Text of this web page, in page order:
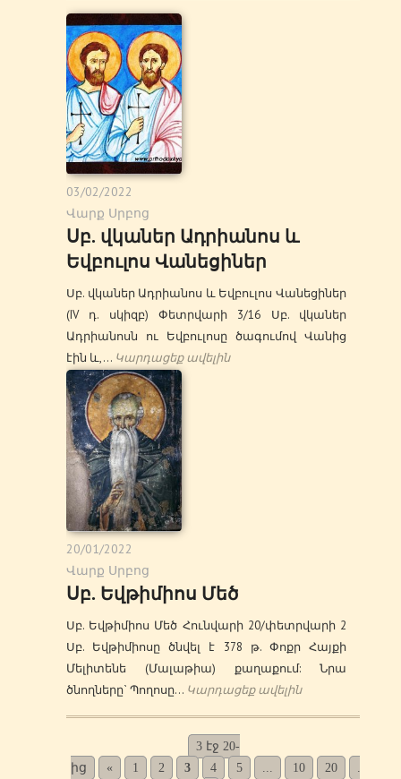
03/02/2022
Վարք Սրբոց
Սբ. վկաներ Ադրիանոս և
Եվբուլոս Վանեցիներ
Սբ. վկաներ Ադրիանոս և Եվբուլոս Վանեցիներ
(IV դ. սկիզբ) Փետրվարի 3/16 Սբ. վկաներ
Ադրիանոսն ու Եվբուլոսը ծագումով Վանից
էին և,… Կարդացեք ավելին
20/01/2022
Վարք Սրբոց
Սբ. Եվթիմիոս Մեծ
Սբ. Եվթիմիոս Մեծ Հունվարի 20/փետրվարի 2
Սբ. Եվթիմիոսը ծնվել է 378 թ. Փոքր Հայքի
Մելիտենե (Մալաթիա) քաղաքում: Նրա
ծնողները` Պողոսը… Կարդացեք ավելին
3 էջ 20-
ից
« 1 2 3 4 5 10 20